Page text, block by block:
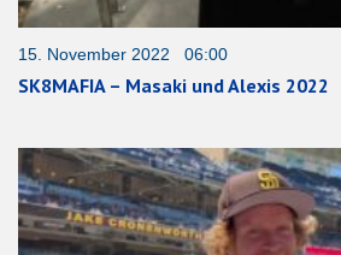
15. November 2022 06:00
SK8MAFIA – Masaki und Alexis 2022